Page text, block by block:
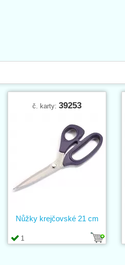
č. karty: 39253
1
Nůžky krejčovské 21 cm